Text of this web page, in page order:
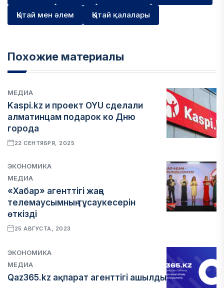
Қытай мен әлем Қытай қалалары
Похожие материалы
МЕДИА
Kaspi.kz и проект OYU сделали
алматинцам подарок ко Дню
города
22 СЕНТЯБРЯ, 2025
ЭКОНОМИКА
МЕДИА
«Хабар» агенттігі жаңа
телемаусымның тұсаукесерін
өткізді
25 АВГУСТА, 2023
ЭКОНОМИКА
МЕДИА
Qaz365.kz ақпарат агенттігі ашылды